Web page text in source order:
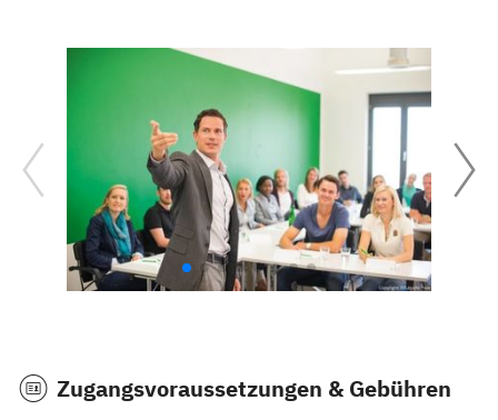
Zugangsvoraussetzungen & Gebühren